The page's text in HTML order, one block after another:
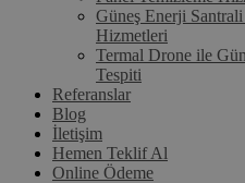
Güneş Enerji
Hizmetleri
Termal Drone ile
Tespiti
Referanslar
Blog
İletişim
Hemen Teklif Al
Online Ödeme